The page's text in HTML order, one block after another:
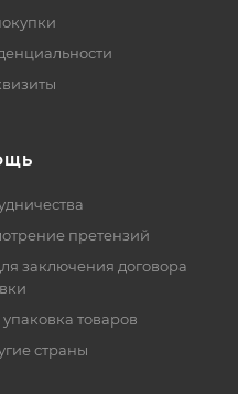
претензий
заключения договора
упаковка товаров
страны